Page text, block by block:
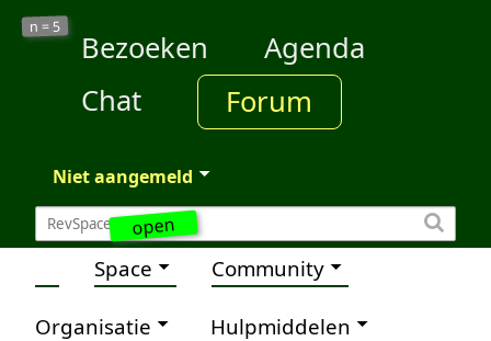
open
n = 5
Bezoeken
Agenda
Chat
Forum
Niet aangemeld
Space Community
Organisatie Hulpmiddelen